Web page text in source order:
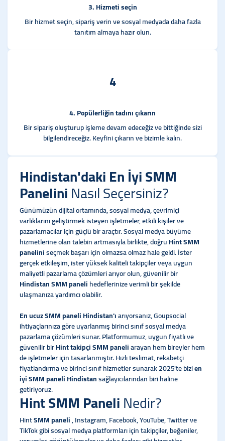
3. Hizmeti seçin
Bir hizmet seçin, sipariş verin ve sosyal medyada daha fazla
tanıtım almaya hazır olun.
4
4. Popülerliğin tadını çıkarın
Bir sipariş oluşturup işleme devam edeceğiz ve bittiğinde sizi
bilgilendireceğiz. Keyfini çıkarın ve bizimle kalın.
Hindistan'daki En İyi SMM
PaneliniNasıl Seçersiniz?
Günümüzün dijital ortamında, sosyal medya, çevrimiçi
varlıklarını geliştirmek isteyen işletmeler, etkili kişiler ve
pazarlamacılar için güçlü bir araçtır. Sosyal medya büyüme
hizmetlerine olan talebin artmasıyla birlikte, doğruHint SMM
paneliniseçmek başarı için olmazsa olmaz hale geldi. İster
gerçek etkileşim, ister yüksek kaliteli takipçiler veya uygun
maliyetli pazarlama çözümleri arıyor olun, güvenilir bir
Hindistan SMM panelihedeflerinize verimli bir şekilde
ulaşmanıza yardımcı olabilir.
En ucuz SMM paneli Hindistan'ıarıyorsanız, Goupsocial
ihtiyaçlarınıza göre uyarlanmış birinci sınıf sosyal medya
pazarlama çözümleri sunar. Platformumuz, uygun fiyatlı ve
güvenilir birHint takipçi SMM paneliarayan hem bireyler hem
de işletmeler için tasarlanmıştır. Hızlı teslimat, rekabetçi
fiyatlandırma ve birinci sınıf hizmetler sunarak 2025'te bizien
iyi SMM paneli Hindistansağlayıcılarından biri haline
getiriyoruz.
Hint SMM PaneliNedir?
HintSMM paneli, Instagram, Facebook, YouTube, Twitter ve
TikTok gibi sosyal medya platformları için takipçiler, beğeniler,